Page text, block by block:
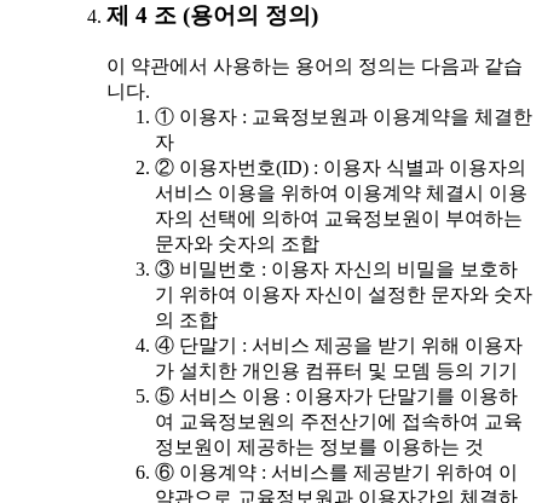
제 4 조 (용어의 정의)
이 약관에서 사용하는 용어의 정의는 다음과 같습
니다.
① 이용자 : 교육정보원과 이용계약을 체결한
자
② 이용자번호(ID) : 이용자 식별과 이용자의
서비스 이용을 위하여 이용계약 체결시 이용
자의 선택에 의하여 교육정보원이 부여하는
문자와 숫자의 조합
③ 비밀번호 : 이용자 자신의 비밀을 보호하
기 위하여 이용자 자신이 설정한 문자와 숫자
의 조합
④ 단말기 : 서비스 제공을 받기 위해 이용자
가 설치한 개인용 컴퓨터 및 모뎀 등의 기기
⑤ 서비스 이용 : 이용자가 단말기를 이용하
여 교육정보원의 주전산기에 접속하여 교육
정보원이 제공하는 정보를 이용하는 것
⑥ 이용계약 : 서비스를 제공받기 위하여 이
약관으로 교육정보원과 이용자간의 체결하